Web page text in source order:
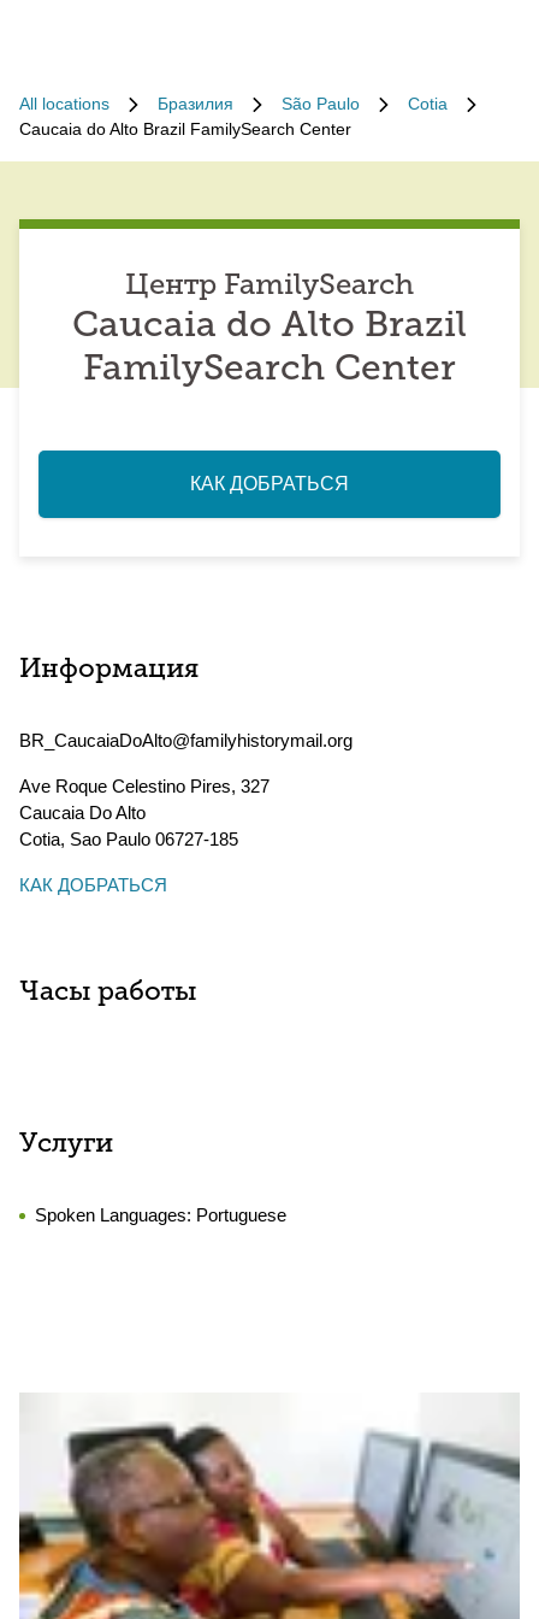
All locations Бразилия São Paulo
Cotia
Caucaia do Alto Brazil FamilySearch Center
Центр FamilySearch
Caucaia do Alto Brazil
FamilySearch Center
КАК ДОБРАТЬСЯ
Информация
BR_CaucaiaDoAlto@familyhistorymail.org
Ave Roque Celestino Pires, 327
Caucaia Do Alto
Cotia, Sao Paulo 06727-185
КАК ДОБРАТЬСЯ
Часы работы
Услуги
Spoken Languages: Portuguese